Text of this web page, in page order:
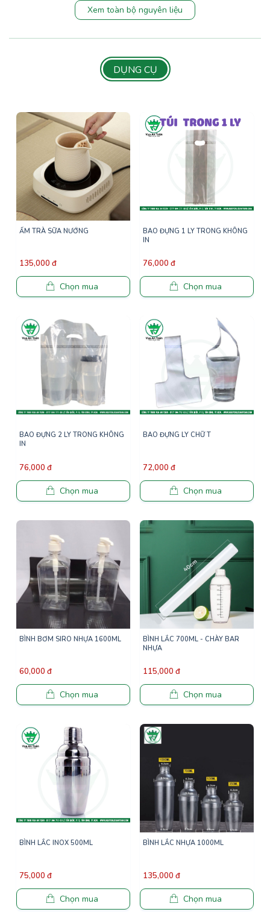
Xem toàn bộ nguyên liệu
DỤNG CỤ
ẤM TRÀ SỮA NƯỚNG
135,000 đ
Chọn mua
BAO ĐỰNG 1 LY TRONG KHÔNG
IN
76,000 đ
Chọn mua
BAO ĐỰNG 2 LY TRONG KHÔNG
IN
76,000 đ
Chọn mua
BAO ĐỰNG LY CHỮ T
72,000 đ
Chọn mua
BÌNH BƠM SIRO NHỰA 1600ML
60,000 đ
Chọn mua
BÌNH LẮC 700ML - CHÀY BAR
NHỰA
115,000 đ
Chọn mua
BÌNH LẮC INOX 500ML
75,000 đ
Chọn mua
BÌNH LẮC NHỰA 1000ML
135,000 đ
Chọn mua